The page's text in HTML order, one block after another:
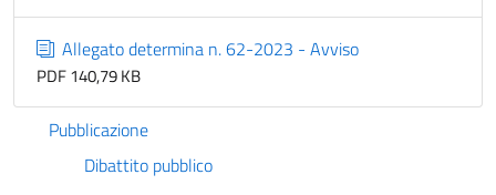
Allegato determina n. 62-2023 - Avviso
PDF 140,79 KB
Pubblicazione
Dibattito pubblico